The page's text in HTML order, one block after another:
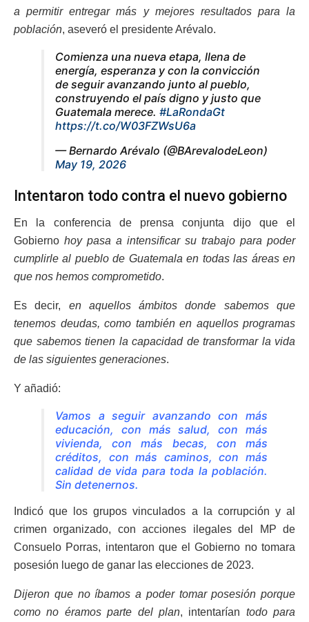
a permitir entregar más y mejores resultados para la
población, aseveró el presidente Arévalo.
Comienza una nueva etapa, llena de
energía, esperanza y con la convicción
de seguir avanzando junto al pueblo,
construyendo el país digno y justo que
Guatemala merece. #LaRondaGt
https://t.co/W03FZWsU6a
— Bernardo Arévalo (@BArevalodeLeon)
May 19, 2026
Intentaron todo contra el nuevo gobierno
En la conferencia de prensa conjunta dijo que el
Gobierno hoy pasa a intensificar su trabajo para poder
cumplirle al pueblo de Guatemala en todas las áreas en
que nos hemos comprometido.
Es decir, en aquellos ámbitos donde sabemos que
tenemos deudas, como también en aquellos programas
que sabemos tienen la capacidad de transformar la vida
de las siguientes generaciones.
Y añadió:
Vamos a seguir avanzando con más
educación, con más salud, con más
vivienda, con más becas, con más
créditos, con más caminos, con más
calidad de vida para toda la población.
Sin detenernos.
Indicó que los grupos vinculados a la corrupción y al
crimen organizado, con acciones ilegales del MP de
Consuelo Porras, intentaron que el Gobierno no tomara
posesión luego de ganar las elecciones de 2023.
Dijeron que no íbamos a poder tomar posesión porque
como no éramos parte del plan, intentarían todo para